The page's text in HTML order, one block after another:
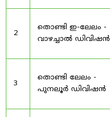
2
തൊണ്ടി ഇ-ലേലം -
വാഴച്ചാൽ ഡിവിഷൻ
3
തൊണ്ടി ലേലം -
പുനലൂർ ഡിവിഷൻ